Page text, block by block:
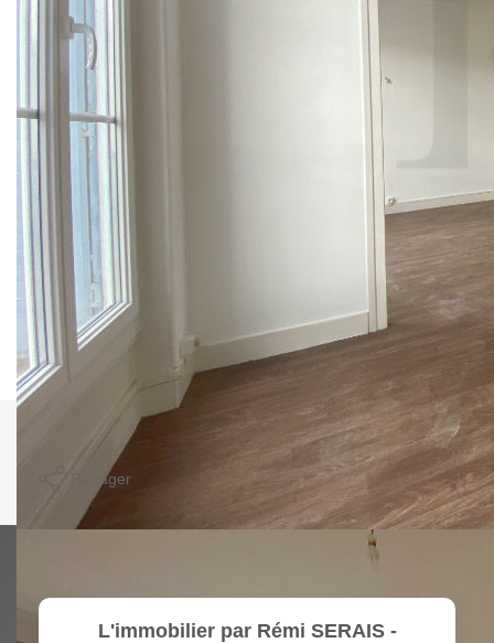
Description
Réf : 329.1.1
F5 EN DUPLEX DE 126 m² , comprenant:
Entrée - grande cuisine - double séjour - 3 chambres - salle
de bains/WC
Cour commune avec parking et terrasse couverte + local à
vélo
LIBRE DE SUITE
Nous contacter
Imprimer
Partager Calculer mon budget
L'immobilier par Rémi SERAIS -